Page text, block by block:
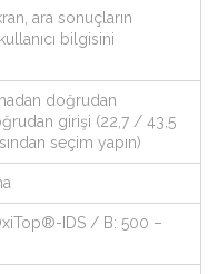
ara sonuçların
bilgisini
doğrudan
girişi (22,7 / 43,5
seçim yapın)
IDS / B: 500 –